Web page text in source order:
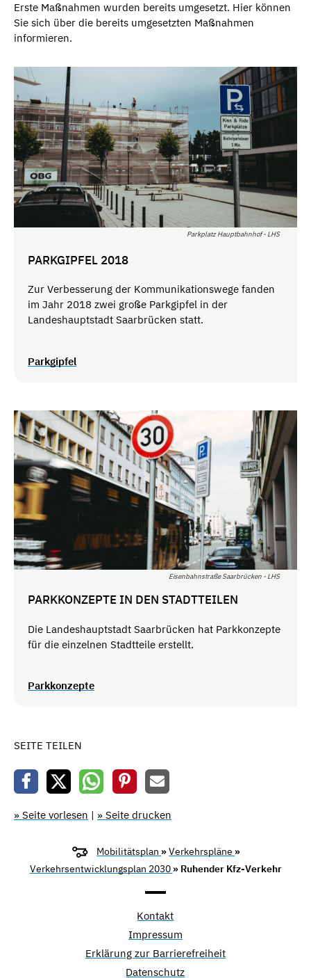
Erste Maßnahmen wurden bereits umgesetzt. Hier können
Sie sich über die bereits umgesetzten Maßnahmen
informieren.
Parkplatz Hauptbahnhof - LHS
PARKGIPFEL 2018
Zur Verbesserung der Kommunikationswege fanden
im Jahr 2018 zwei große Parkgipfel in der
Landeshauptstadt Saarbrücken statt.
Parkgipfel
Eisenbahnstraße Saarbrücken - LHS
PARKKONZEPTE IN DEN STADTTEILEN
Die Landeshauptstadt Saarbrücken hat Parkkonzepte
für die einzelnen Stadtteile erstellt.
Parkkonzepte
SEITE TEILEN
» Seite vorlesen | » Seite drucken
Mobilitätsplan »Verkehrspläne »
Verkehrsentwicklungsplan 2030 » Ruhender Kfz-Verkehr
Kontakt
Impressum
Erklärung zur Barrierefreiheit
Datenschutz